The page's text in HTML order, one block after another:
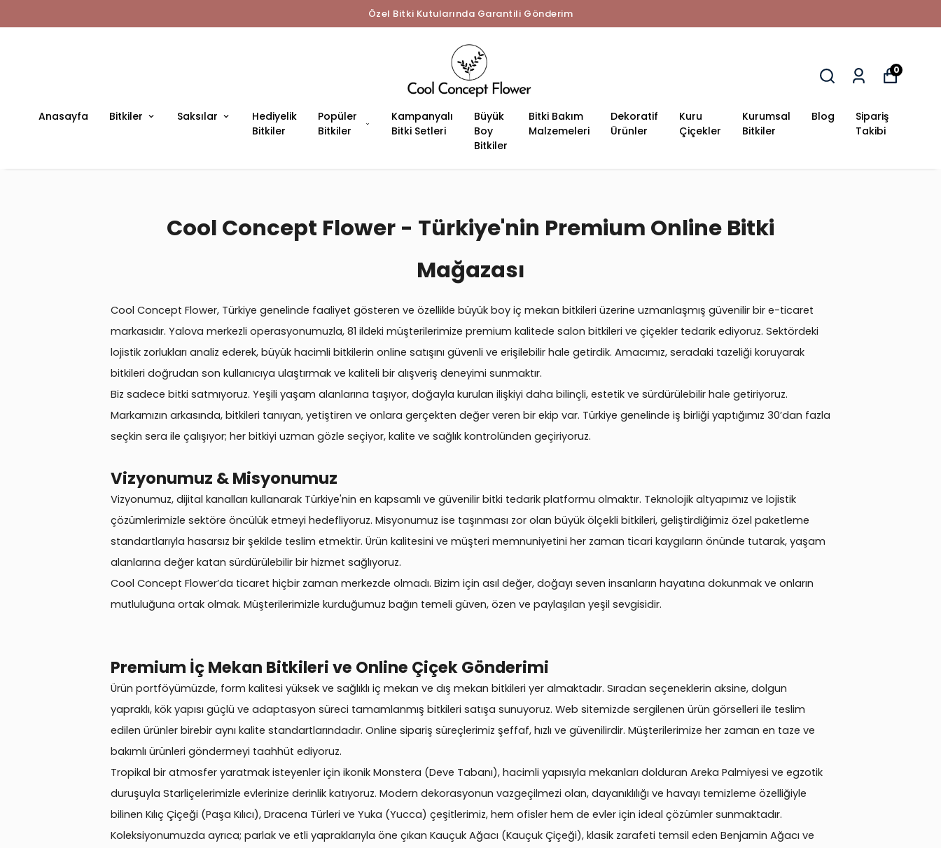
Özel Bitki Kutularında Garantili Gönderim
Anasayfa Bitkiler Saksılar
Hediyelik
Bitkiler
Popüler
Bitkiler
Kampanyalı
Bitki Setleri
Büyük
Boy
Bitkiler
Bitki Bakım
Malzemeleri
Dekoratif
Ürünler
Kuru
Çiçekler
Kurumsal
Bitkiler
Blog
Sipariş
Takibi
0
Cool Concept Flower - Türkiye'nin Premium Online Bitki
Mağazası
Cool Concept Flower, Türkiye genelinde faaliyet gösteren ve özellikle büyük boy iç mekan bitkileri üzerine uzmanlaşmış güvenilir bir e-ticaret
markasıdır. Yalova merkezli operasyonumuzla, 81 ildeki müşterilerimize premium kalitede salon bitkileri ve çiçekler tedarik ediyoruz. Sektördeki
lojistik zorlukları analiz ederek, büyük hacimli bitkilerin online satışını güvenli ve erişilebilir hale getirdik. Amacımız, seradaki tazeliği koruyarak
bitkileri doğrudan son kullanıcıya ulaştırmak ve kaliteli bir alışveriş deneyimi sunmaktır.
Biz sadece bitki satmıyoruz. Yeşili yaşam alanlarına taşıyor, doğayla kurulan ilişkiyi daha bilinçli, estetik ve sürdürülebilir hale getiriyoruz.
Markamızın arkasında, bitkileri tanıyan, yetiştiren ve onlara gerçekten değer veren bir ekip var. Türkiye genelinde iş birliği yaptığımız 30’dan fazla
seçkin sera ile çalışıyor; her bitkiyi uzman gözle seçiyor, kalite ve sağlık kontrolünden geçiriyoruz.
Vizyonumuz & Misyonumuz
Vizyonumuz, dijital kanalları kullanarak Türkiye'nin en kapsamlı ve güvenilir bitki tedarik platformu olmaktır. Teknolojik altyapımız ve lojistik
çözümlerimizle sektöre öncülük etmeyi hedefliyoruz. Misyonumuz ise taşınması zor olan büyük ölçekli bitkileri, geliştirdiğimiz özel paketleme
standartlarıyla hasarsız bir şekilde teslim etmektir. Ürün kalitesini ve müşteri memnuniyetini her zaman ticari kaygıların önünde tutarak, yaşam
alanlarına değer katan sürdürülebilir bir hizmet sağlıyoruz.
Cool Concept Flower’da ticaret hiçbir zaman merkezde olmadı. Bizim için asıl değer, doğayı seven insanların hayatına dokunmak ve onların
mutluluğuna ortak olmak. Müşterilerimizle kurduğumuz bağın temeli güven, özen ve paylaşılan yeşil sevgisidir.
Premium İç Mekan Bitkileri ve Online Çiçek Gönderimi
Ürün portföyümüzde, form kalitesi yüksek ve sağlıklı iç mekan ve dış mekan bitkileri yer almaktadır. Sıradan seçeneklerin aksine, dolgun
yapraklı, kök yapısı güçlü ve adaptasyon süreci tamamlanmış bitkileri satışa sunuyoruz. Web sitemizde sergilenen ürün görselleri ile teslim
edilen ürünler birebir aynı kalite standartlarındadır. Online sipariş süreçlerimiz şeffaf, hızlı ve güvenilirdir. Müşterilerimize her zaman en taze ve
bakımlı ürünleri göndermeyi taahhüt ediyoruz.
Tropikal bir atmosfer yaratmak isteyenler için ikonik Monstera (Deve Tabanı), hacimli yapısıyla mekanları dolduran Areka Palmiyesi ve egzotik
duruşuyla Starliçelerimizle evlerinize derinlik katıyoruz. Modern dekorasyonun vazgeçilmezi olan, dayanıklılığı ve havayı temizleme özelliğiyle
bilinen Kılıç Çiçeği (Paşa Kılıcı), Dracena Türleri ve Yuka (Yucca) çeşitlerimiz, hem ofisler hem de evler için ideal çözümler sunmaktadır.
Koleksiyonumuzda ayrıca; parlak ve etli yapraklarıyla öne çıkan Kauçuk Ağacı (Kauçuk Çiçeği), klasik zarafeti temsil eden Benjamin Ağacı ve